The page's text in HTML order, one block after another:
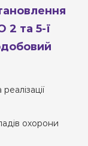
та 5-ї
охорони